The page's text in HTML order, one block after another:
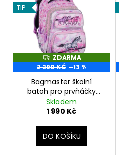
TIP
Z
D
A
R
M
A
ZDARMA
2 290 KČ –13 %
Bagmaster školní
batoh pro prvňáčky
koně DOPI 24A růžový
Skladem
1 990 Kč
DO KOŠÍKU